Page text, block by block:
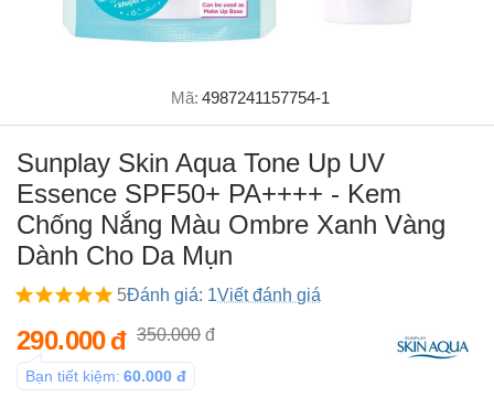
Mã: 4987241157754-1
Sunplay Skin Aqua Tone Up UV
Essence SPF50+ PA++++ - Kem
Chống Nắng Màu Ombre Xanh Vàng
Dành Cho Da Mụn
5Đánh giá: 1Viết đánh giá
290.000đ 350.000 đ
Bạn tiết kiệm: 60.000 đ